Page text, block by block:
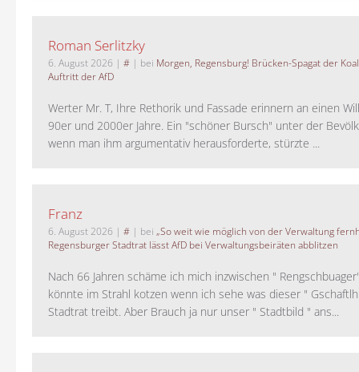
Roman Serlitzky
6. August 2026 | # | bei Morgen, Regensburg! Brücken-Spagat der
Auftritt der AfD
Werter Mr. T, Ihre Rethorik und Fassade erinnern an einen
90er und 2000er Jahre. Ein "schöner Bursch" unter der
wenn man ihm argumentativ herausforderte, stürzte ...
Franz
6. August 2026 | # | bei „So weit wie möglich von der Verwaltung
Regensburger Stadtrat lässt AfD bei Verwaltungsbeiräten abblitzen
Nach 66 Jahren schäme ich mich inzwischen "
könnte im Strahl kotzen wenn ich sehe was dieser "
Stadtrat treibt. Aber Brauch ja nur unser " Stadtbild " ans...